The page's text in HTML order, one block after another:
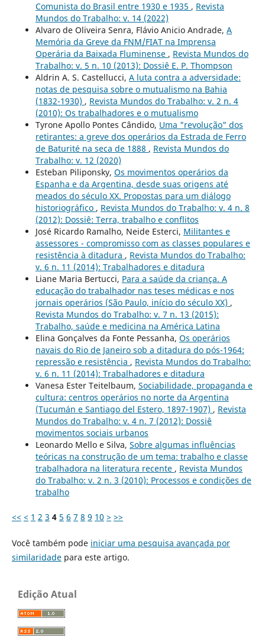
Comunista do Brasil entre 1930 e 1935 , Revista
Mundos do Trabalho: v. 14 (2022)
Alvaro de Oliveira Senra, Flávio Anicio Andrade, A
Memória da Greve da FNM/FIAT na Imprensa
Operária da Baixada Fluminense , Revista Mundos do
Trabalho: v. 5 n. 10 (2013): Dossiê E. P. Thompson
Aldrin A. S. Castellucci, A luta contra a adversidade:
notas de pesquisa sobre o mutualismo na Bahia
(1832-1930) , Revista Mundos do Trabalho: v. 2 n. 4
(2010): Os trabalhadores e o mutualismo
Tyrone Apollo Pontes Cândido, Uma "revolução" dos
retirantes: a greve dos operários da Estrada de Ferro
de Baturité na seca de 1888 , Revista Mundos do
Trabalho: v. 12 (2020)
Esteban Piliponsky, Os movimentos operários da
Espanha e da Argentina, desde suas origens até
meados do século XX. Propostas para um diálogo
historiográfico , Revista Mundos do Trabalho: v. 4 n. 8
(2012): Dossiê: Terra, trabalho e conflitos
José Ricardo Ramalho, Neide Esterci, Militantes e
assessores - compromisso com as classes populares e
resistência à ditadura , Revista Mundos do Trabalho:
v. 6 n. 11 (2014): Trabalhadores e ditadura
Liane Maria Bertucci, Para a saúde da criança. A
educação do trabalhador nas teses médicas e nos
jornais operários (São Paulo, início do século XX) ,
Revista Mundos do Trabalho: v. 7 n. 13 (2015):
Trabalho, saúde e medicina na América Latina
Elina Gonçalves da Fonte Pessanha, Os operários
navais do Rio de Janeiro sob a ditadura do pós-1964:
repressão e resistência , Revista Mundos do Trabalho:
v. 6 n. 11 (2014): Trabalhadores e ditadura
Vanesa Ester Teitelbaum, Sociabilidade, propaganda e
cultura: centros operários no norte da Argentina
(Tucumán e Santiago del Estero, 1897-1907) , Revista
Mundos do Trabalho: v. 4 n. 7 (2012): Dossiê
movimentos sociais urbanos
Leonardo Mello e Silva, Sobre algumas influências
teóricas na construção de um tema: trabalho e classe
trabalhadora na literatura recente , Revista Mundos
do Trabalho: v. 2 n. 3 (2010): Processos e condições de
trabalho
<< < 1 2 3 4 5 6 7 8 9 10 > >>
Você também pode iniciar uma pesquisa avançada por
similaridadepara este artigo.
Edição Atual